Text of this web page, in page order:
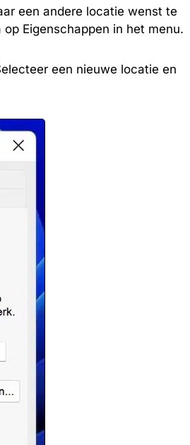
een andere locatie wenst te
Eigenschappen in het menu.
een nieuwe locatie en